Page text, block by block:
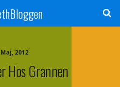
2012
Hos Grannen